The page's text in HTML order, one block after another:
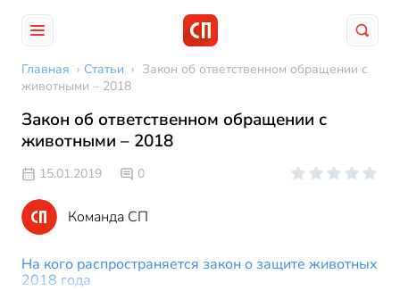
Главная › Статьи › Закон об ответственном обращении с
животными – 2018
Закон об ответственном обращении с
животными – 2018
15.01.2019 0
Команда СП
На кого распространяется закон о защите животных
2018 года